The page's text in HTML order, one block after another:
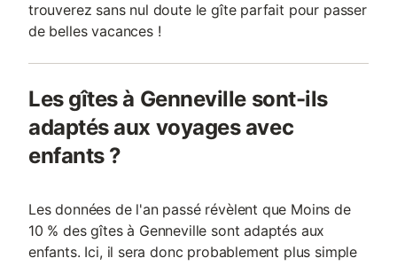
trouverez sans nul doute le gîte parfait pour passer
de belles vacances !
Les gîtes à Genneville sont-ils
adaptés aux voyages avec
enfants ?
Les données de l'an passé révèlent que Moins de
10 % des gîtes à Genneville sont adaptés aux
enfants. Ici, il sera donc probablement plus simple